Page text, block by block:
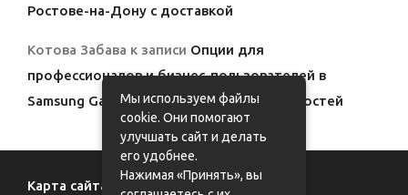
Ростове-на-Дону с доставкой
Котова Забава к записи Опции для
профессионалов и бизнес-пользователей в
Samsung Galaxy: полный обзор возможностей
Карта сайта
Мы используем файлы
cookie. Они помогают
улучшать сайт и делать
его удобнее.
Нажимая «Принять», вы